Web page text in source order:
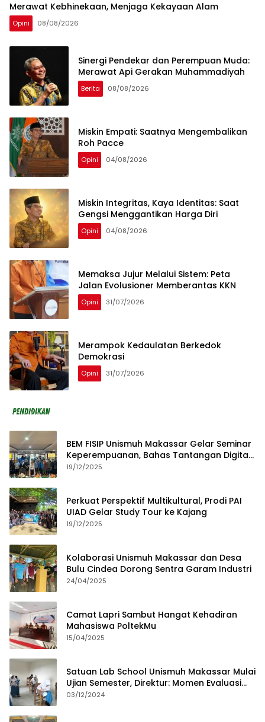
Merawat Kebhinekaan, Menjaga Kekayaan Alam
Opini 08/08/2026
Sinergi Pendekar dan Perempuan Muda:
Merawat Api Gerakan Muhammadiyah
Berita 08/08/2026
Miskin Empati: Saatnya Mengembalikan
Roh Pacce
Opini 04/08/2026
Miskin Integritas, Kaya Identitas: Saat
Gengsi Menggantikan Harga Diri
Opini 04/08/2026
Memaksa Jujur Melalui Sistem: Peta
Jalan Evolusioner Memberantas KKN
Opini 31/07/2026
Merampok Kedaulatan Berkedok
Demokrasi
Opini 31/07/2026
BEM FISIP Unismuh Makassar Gelar Seminar
Keperempuanan, Bahas Tantangan Digital
dan Budaya Lokal
19/12/2025
Perkuat Perspektif Multikultural, Prodi PAI
UIAD Gelar Study Tour ke Kajang
19/12/2025
Kolaborasi Unismuh Makassar dan Desa
Bulu Cindea Dorong Sentra Garam Industri
24/04/2025
Camat Lapri Sambut Hangat Kehadiran
Mahasiswa PoltekMu
15/04/2025
Satuan Lab School Unismuh Makassar Mulai
Ujian Semester, Direktur: Momen Evaluasi
Proses Pembelajaran
03/12/2024